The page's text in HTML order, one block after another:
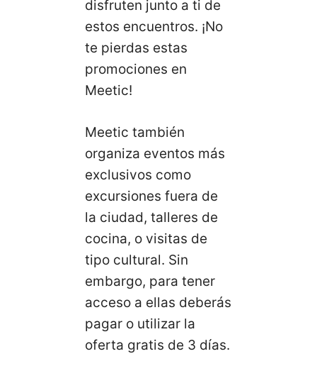
disfruten junto a ti de
estos encuentros. ¡No
te pierdas estas
promociones en
Meetic!
Meetic también
organiza eventos más
exclusivos como
excursiones fuera de
la ciudad, talleres de
cocina, o visitas de
tipo cultural. Sin
embargo, para tener
acceso a ellas deberás
pagar o utilizar la
oferta gratis de 3 días.